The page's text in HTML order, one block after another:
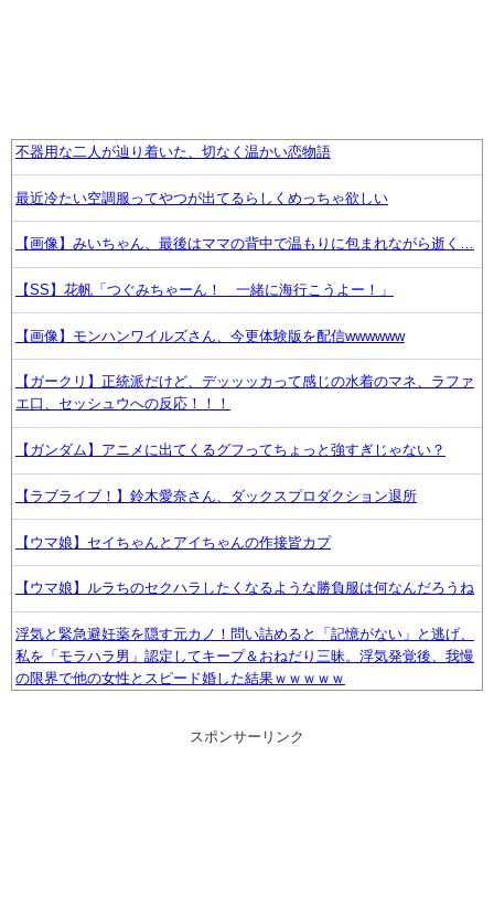
不器用な二人が辿り着いた、切なく温かい恋物語
最近冷たい空調服ってやつが出てるらしくめっちゃ欲しい
【画像】みいちゃん、最後はママの背中で温もりに包まれながら逝く…
【SS】花帆「つぐみちゃーん！ 一緒に海行こうよー！」
【画像】モンハンワイルズさん、今更体験版を配信wwwwww
【ガークリ】正統派だけど、デッッッカって感じの水着のマネ、ラファ
エ口、セッシュウへの反応！！！
【ガンダム】アニメに出てくるグフってちょっと強すぎじゃない？
【ラブライブ！】鈴木愛奈さん、ダックスプロダクション退所
【ウマ娘】セイちゃんとアイちゃんの作接皆カプ
【ウマ娘】ルラちのセクハラしたくなるような勝負服は何なんだろうね
浮気と緊急避妊薬を隠す元カノ！問い詰めると「記憶がない」と逃げ、
私を「モラハラ男」認定してキープ＆おねだり三昧。浮気発覚後、我慢
の限界で他の女性とスピード婚した結果ｗｗｗｗｗ
スポンサーリンク